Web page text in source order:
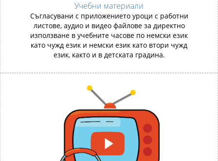
Учебни материали
Съгласувани с приложението уроци с работни
листове, аудио и видео файлове за директно
използване в учебните часове по немски език
като чужд език и немски език като втори чужд
език, както и в детската градина.